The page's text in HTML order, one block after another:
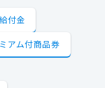
付金
アム付商品券